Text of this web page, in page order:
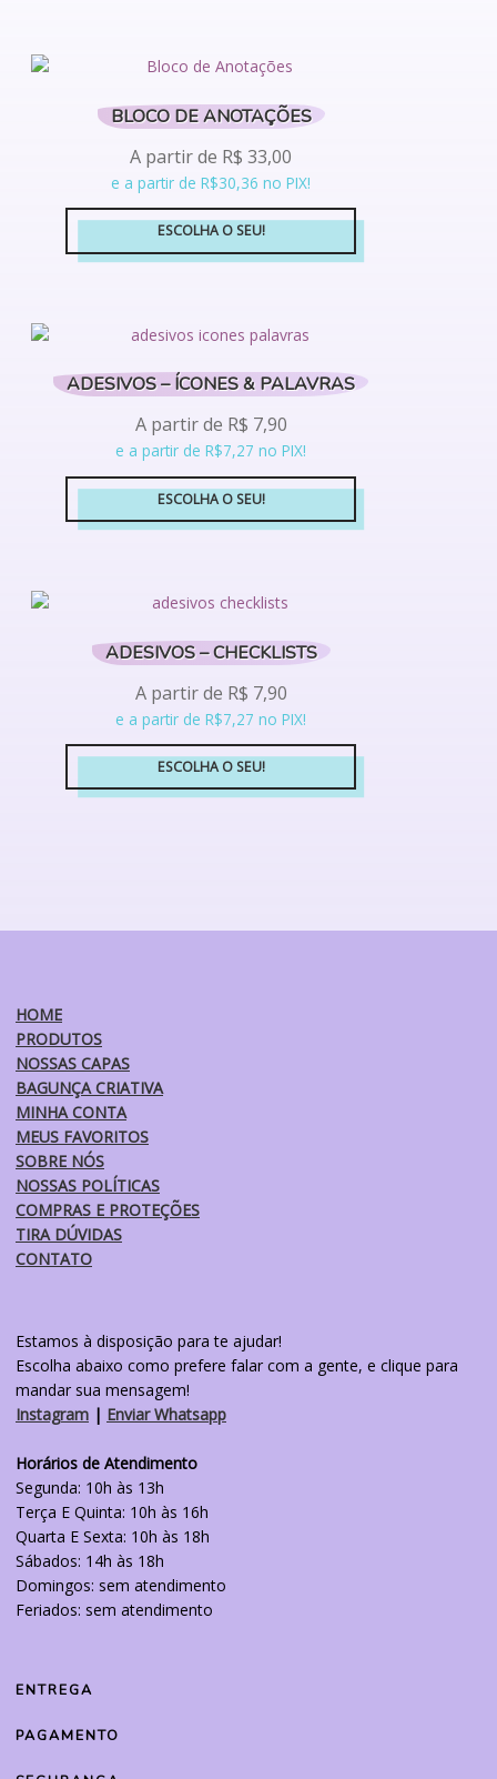
BLOCO DE ANOTAÇÕES
A partir de R$ 33,00
e a partir de R$30,36 no PIX!
ESCOLHA O SEU!
Este
várias
As
opções
podem
ser
escolhidas
página
ADESIVOS – ÍCONES & PALAVRAS
A partir de R$ 7,90
e a partir de R$7,27 no PIX!
ESCOLHA O SEU!
Este
várias
As
opções
podem
ser
escolhidas
página
ADESIVOS – CHECKLISTS
A partir de R$ 7,90
e a partir de R$7,27 no PIX!
ESCOLHA O SEU!
Este
As
HOME
PRODUTOS
NOSSAS CAPAS
BAGUNÇA CRIATIVA
MINHA CONTA
MEUS FAVORITOS
SOBRE NÓS
NOSSAS POLÍTICAS
COMPRAS E PROTEÇÕES
TIRA DÚVIDAS
CONTATO
Estamos à disposição para te ajudar!
Escolha abaixo como prefere falar com a gente, e clique para
mandar sua mensagem!
Instagram | Enviar Whatsapp
Horários de Atendimento
Segunda: 10h às 13h
Terça E Quinta: 10h às 16h
Quarta E Sexta: 10h às 18h
Sábados: 14h às 18h
Domingos: sem atendimento
Feriados: sem atendimento
ENTREGA
PAGAMENTO